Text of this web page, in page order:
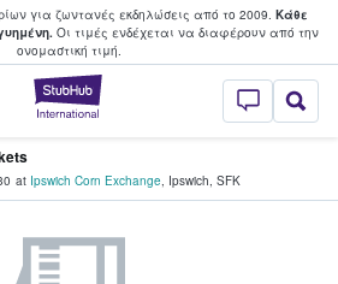
για ζωντανές εκδηλώσεις από το 2009. Κάθε
Οι τιμές ενδέχεται να διαφέρουν από την
oνομαστική τιμή.
StubHub - Όπου
και πουλούν
at Ipswich Corn Exchange, Ipswich, SFK